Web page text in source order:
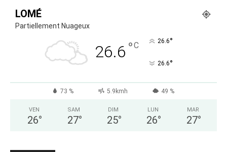
LOMÉ
Partiellement Nuageux
26.6 °C 26.6°
26.6°
73 % 5.9kmh 49 %
VEN
26°
SAM
27°
DIM
25°
LUN
26°
MAR
27°